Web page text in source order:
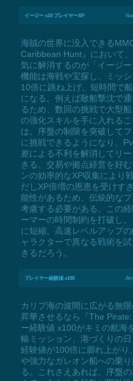
イージー x10 プレイヤーXP
海賊の世界に没入できる
Caribbean Hunt』において
気に解消するのが「イージ
機能は海戦や宝探し、ミッ
10倍に跳ね上げ、短時間で
になる。例えば敵船撃沈で
るため、数回の挑戦で大型
の強化スキルを手に入れる
は、序盤の制限を突破して
に挑戦できるようになり、
差による不利を解消してリ
きる。交易や拠点経営を好
ンの効率的なXP収集により
だしXP倍増の恩恵を受けす
能性があるため、伝統的な
考慮する必要がある。この
ーマーの時間制約を打破し
に短縮。高速レベルアップ
ャラクターで異なる戦術を
きるだろう。
プレイヤー経験値 x100
カリブ海の波間に広がる無
昇華させるなら『The
ー経験値 x100がキミの航海
輸ミッション、港づくりの
経験値が100倍に膨れ上がり
や強力なガレオン船への乗
る。これさえあれば、序盤